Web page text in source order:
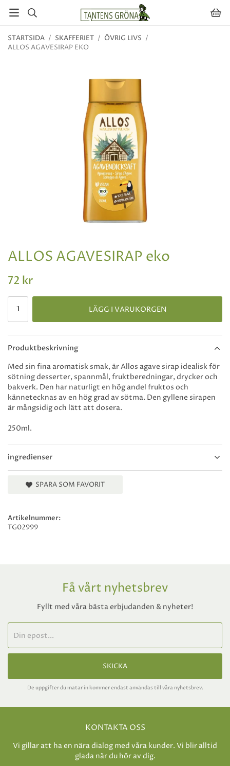
STARTSIDA / SKAFFERIET / ÖVRIG LIVS /
ALLOS AGAVESIRAP EKO
ALLOS AGAVESIRAP eko
72 kr
LÄGG I VARUKORGEN
Produktbeskrivning
ingredienser
Med sin fina aromatisk smak, är Allos agave sirap idealisk för
sötning desserter, spannmål, fruktberedningar, drycker och
bakverk. Den har naturligt en hög andel fruktos och
kännetecknas av en hög grad av sötma. Den gyllene sirapen
är mångsidig och lätt att dosera.
250ml.
SPARA SOM FAVORIT
Artikelnummer:
TG02999
Få vårt nyhetsbrev
Fyllt med våra bästa erbjudanden & nyheter!
SKICKA
De uppgifter du matar in kommer endast användas till våra nyhetsbrev.
KONTAKTA OSS
Vi gillar att ha en nära dialog med våra kunder. Vi blir alltid
glada när du hör av dig.